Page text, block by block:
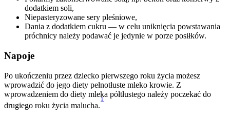
dodatkiem soli,
Niepasteryzowane sery pleśniowe,
Dania z dodatkiem cukru — w celu uniknięcia powstawania
próchnicy należy podawać je jedynie w porze posiłków.
Napoje
Po ukończeniu przez dziecko pierwszego roku życia możesz
wprowadzić do jego diety pełnotłuste mleko krowie. Z
wprowadzeniem do diety mleka półtłustego należy poczekać do
drugiego roku życia malucha.
1